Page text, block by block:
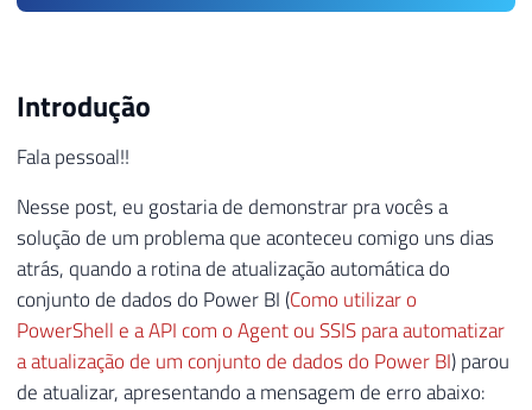
Introdução
Fala pessoal!!
Nesse post, eu gostaria de demonstrar pra vocês a
solução de um problema que aconteceu comigo uns dias
atrás, quando a rotina de atualização automática do
conjunto de dados do Power BI (Como utilizar o
PowerShell e a API com o Agent ou SSIS para automatizar
a atualização de um conjunto de dados do Power BI) parou
de atualizar, apresentando a mensagem de erro abaixo: